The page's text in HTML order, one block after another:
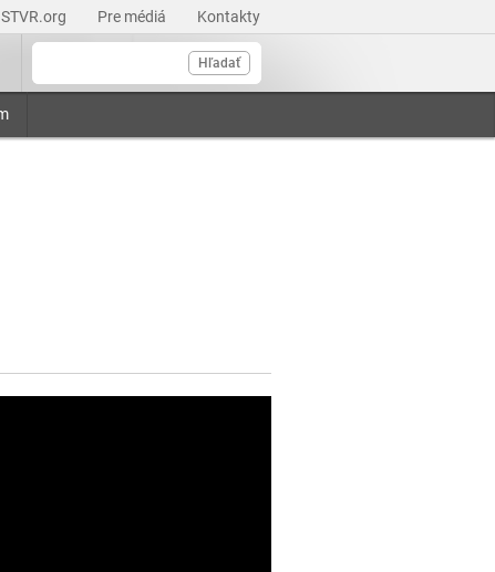
STVR.org Pre médiá Kontakty
Hľadať